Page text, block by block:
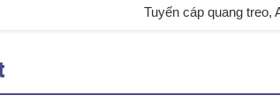
Tuyến cáp quang treo,